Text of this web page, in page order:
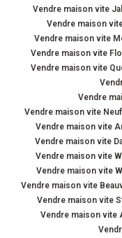
Vendre maison vite
Vendre maison
Vendre maison vite
Vendre maison vite
Vendre maison vite
Vendre
Vendre maison vite
Vendre maison vite
Vendre maison vite
Vendre maison vite
Vendre maison vite
Vendre maison vite
Vendre maison vite
Vendre maison vite